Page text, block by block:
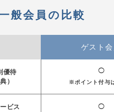
般会員の比較
ゲスト
優待
）
◯
※ポイント付与
ビス ◯